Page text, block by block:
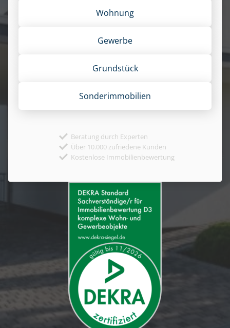
Wohnung
Gewerbe
Grund­stück
Sonder­immobilien
Beratung durch Experten
Über 10.000 zufriedene Kunden
Kostenlose Immobilienbewertung